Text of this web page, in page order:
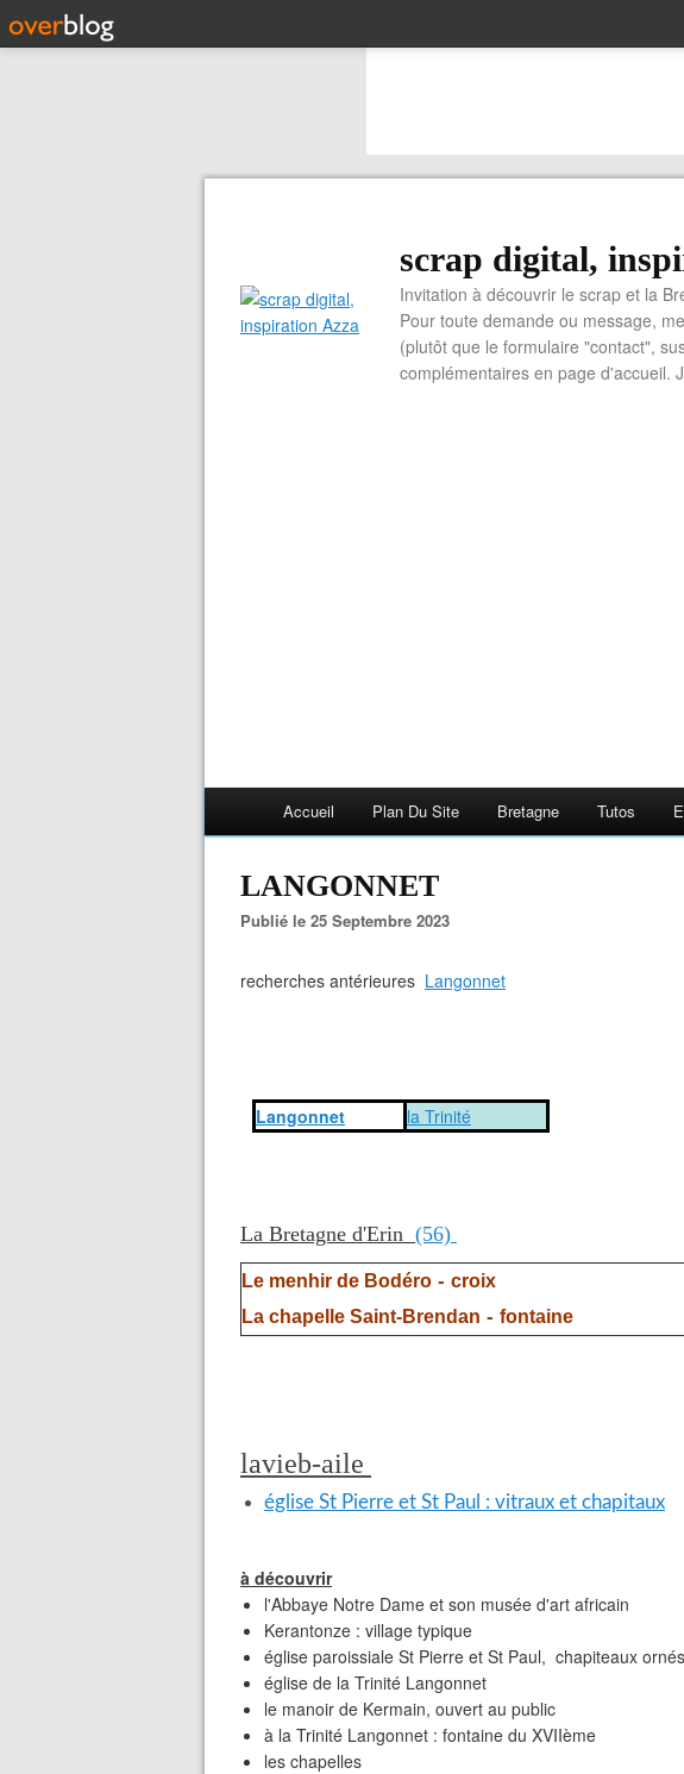
scrap digital,
Invitation à découvrir le scrap et la
Pour toute demande ou message,
(plutôt que le formulaire "contact",
complémentaires en page d'accueil.
Accueil Plan Du Site Bretagne Tutos
LANGONNET
Publié le 25 Septembre 2023
recherches antérieures Langonnet
Langonnet la Trinité
La Bretagne d'Erin (56)
Le menhir de Bodéro - croix
La chapelle Saint-Brendan - fontaine
lavieb-aile
église St Pierre et St Paul : vitraux et chapitaux
à découvrir
l'Abbaye Notre Dame et son musée d'art africain
Kerantonze : village typique
église paroissiale St Pierre et St Paul, chapiteaux
église de la Trinité Langonnet
le manoir de Kermain, ouvert au public
à la Trinité Langonnet : fontaine du XVIIème
les chapelles